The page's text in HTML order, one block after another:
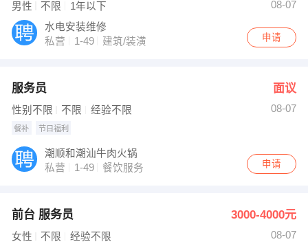
男性 不限 1年以下
08-07
水电安装维修
私营
1-49 建筑/装潢 申请
服务员 面议
性别不限 不限 经验不限 08-07
餐补 节日福利
潮顺和潮汕牛肉火锅
私营
1-49 餐饮服务 申请
前台 服务员 3000-4000元
女性 不限 经验不限 08-07